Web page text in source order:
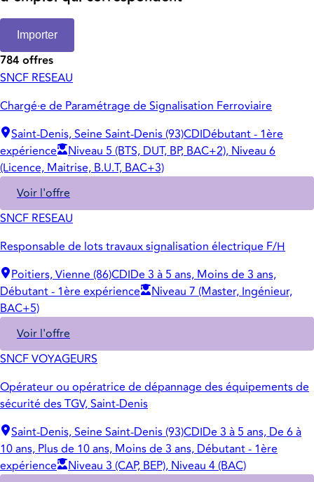
Importer
784 offres
SNCF RESEAU
Chargé·e de Paramétrage de Signalisation Ferroviaire
Saint-Denis, Seine Saint-Denis (93)CDIDébutant - 1ère
expérience
Niveau 5 (BTS, DUT, BP, BAC+2), Niveau 6
(Licence, Maitrise, B.U.T, BAC+3)
Voir l'offre
SNCF RESEAU
Responsable de lots travaux signalisation électrique F/H
Poitiers, Vienne (86)CDIDe 3 à 5 ans, Moins de 3 ans,
Débutant - 1ère expérience
Niveau 7 (Master, Ingénieur,
BAC+5)
Voir l'offre
SNCF VOYAGEURS
Opérateur ou opératrice de dépannage des équipements de
sécurité des TGV, Saint-Denis
Saint-Denis, Seine Saint-Denis (93)CDIDe 3 à 5 ans, De 6 à
10 ans, Plus de 10 ans, Moins de 3 ans, Débutant - 1ère
expérience
Niveau 3 (CAP, BEP), Niveau 4 (BAC)